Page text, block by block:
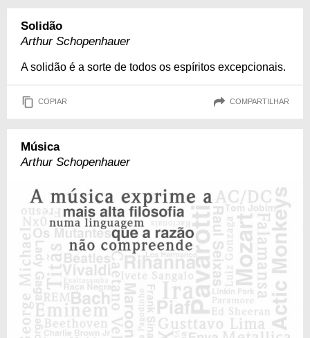
Solidão
Arthur Schopenhauer
A solidão é a sorte de todos os espíritos excepcionais.
COPIAR COMPARTILHAR
Música
Arthur Schopenhauer